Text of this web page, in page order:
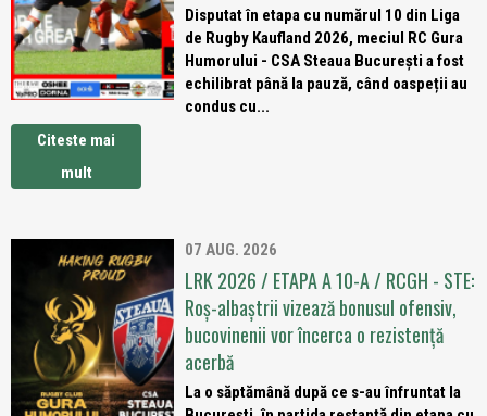
Disputat în etapa cu numărul 10 din Liga
de Rugby Kaufland 2026, meciul RC Gura
Humorului - CSA Steaua București a fost
echilibrat până la pauză, când oaspeții au
condus cu...
Citeste mai
mult
07 AUG. 2026
LRK 2026 / ETAPA A 10-A / RCGH - STE:
Roș-albaștrii vizează bonusul ofensiv,
bucovinenii vor încerca o rezistență
acerbă
La o săptămână după ce s-au înfruntat la